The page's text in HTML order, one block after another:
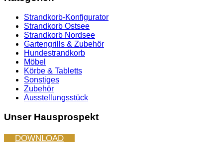
Strandkorb-Konfigurator
Strandkorb Ostsee
Strandkorb Nordsee
Gartengrills & Zubehör
Hundestrandkorb
Möbel
Körbe & Tabletts
Sonstiges
Zubehör
Ausstellungsstück
Unser Hausprospekt
DOWNLOAD